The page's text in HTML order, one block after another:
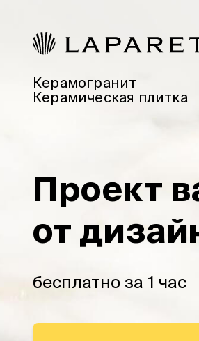
Керамогранит
Керамическая плитка
Проект
от
бесплатно за 1 час